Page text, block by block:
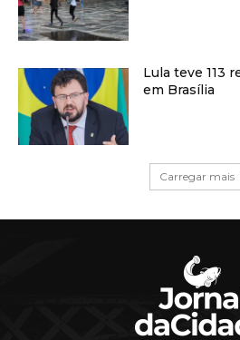
Lula teve 113
em Brasília
Carregar mais